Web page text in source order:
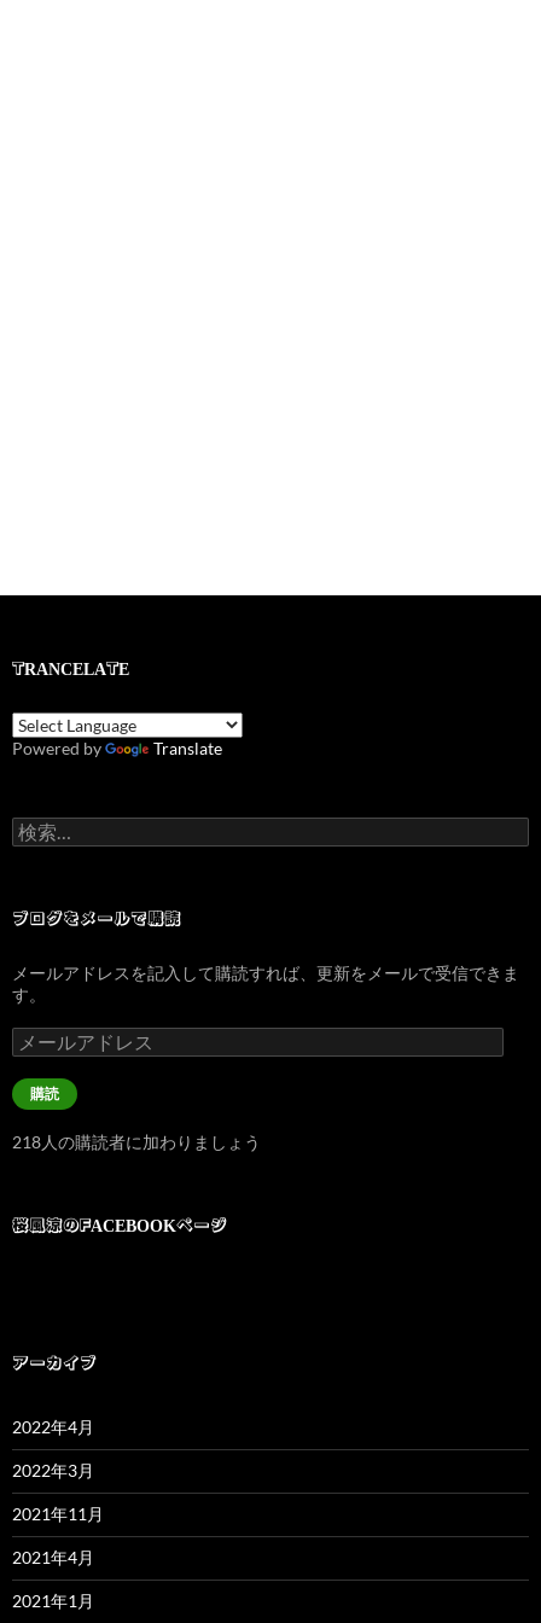
TRANCELATE
Powered by Translate
検
索:
ブログをメールで購読
メールアドレスを記入して購読すれば、更新をメールで受信できま
す。
メ
ー
ル
ア
レ
購読
218人の購読者に加わりましょう
桜風涼のFACEBOOKページ
アーカイブ
2022年4月
2022年3月
2021年11月
2021年4月
2021年1月